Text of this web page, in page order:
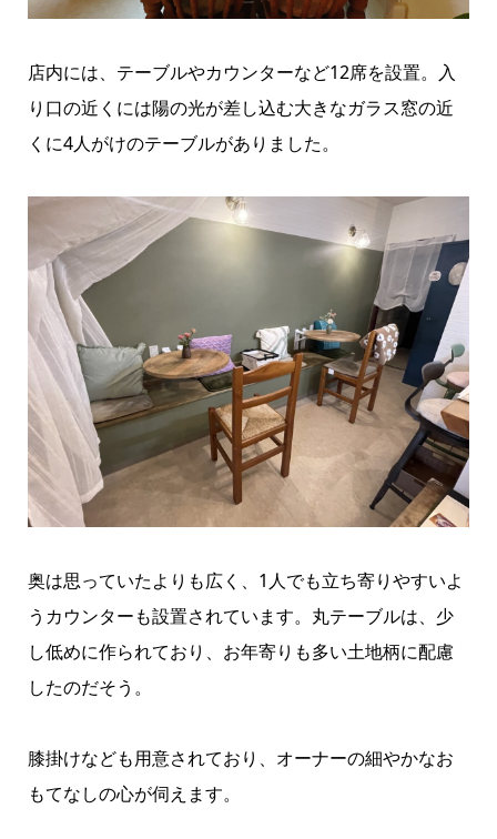
店内には、テーブルやカウンターなど12席を設置。入
り口の近くには陽の光が差し込む大きなガラス窓の近
くに4人がけのテーブルがありました。
奥は思っていたよりも広く、1人でも立ち寄りやすいよ
うカウンターも設置されています。丸テーブルは、少
し低めに作られており、お年寄りも多い土地柄に配慮
したのだそう。
膝掛けなども用意されており、オーナーの細やかなお
もてなしの心が伺えます。